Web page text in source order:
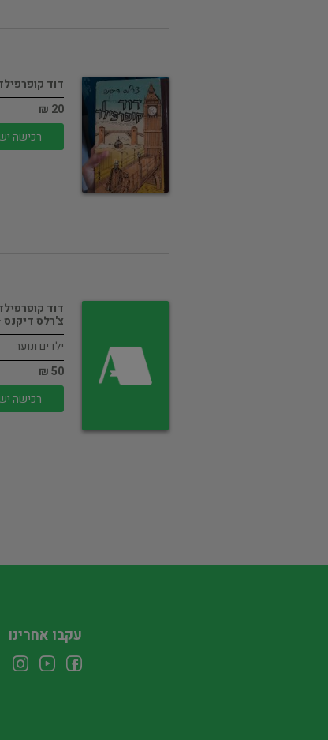
דוד
20 ₪
רכישה
דוד
צ'רלס
ילדים ונוער
50 ₪
רכישה
עקבו אחרינו